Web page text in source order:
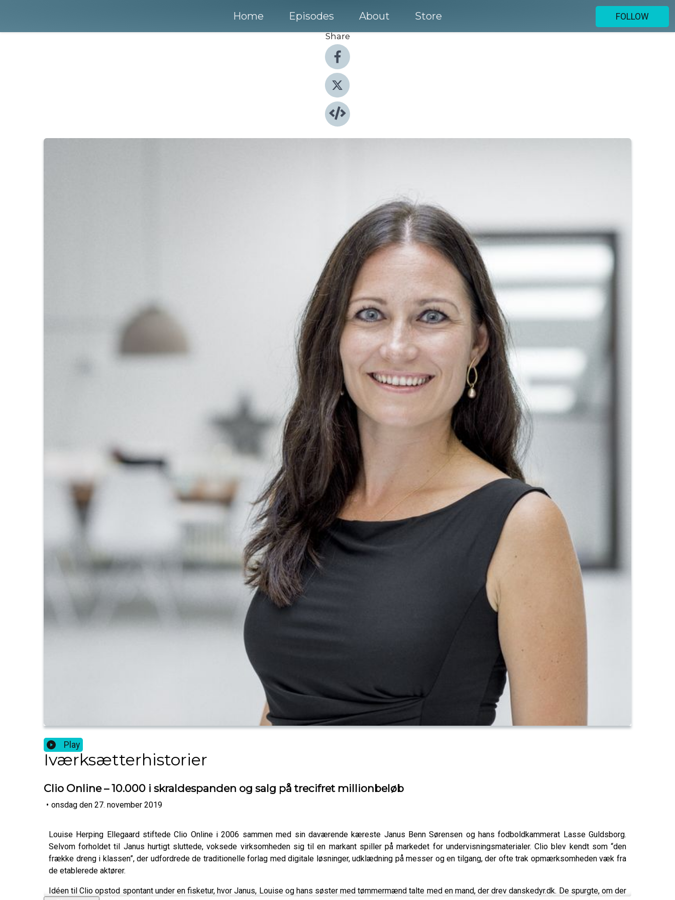
Home Episodes About Store
FOLLOW
Share
Play
Iværksætterhistorier
Clio Online – 10.000 i skraldespanden og salg på trecifret millionbeløb
• onsdag den 27. november 2019
Louise Herping Ellegaard stiftede Clio Online i 2006 sammen med sin daværende kæreste Janus Benn Sørensen og hans fodboldkammerat Lasse Guldsborg.
Selvom forholdet til Janus hurtigt sluttede, voksede virksomheden sig til en markant spiller på markedet for undervisningsmaterialer. Clio blev kendt som “den
frække dreng i klassen”, der udfordrede de traditionelle forlag med digitale løsninger, udklædning på messer og en tilgang, der ofte trak opmærksomheden væk fra
de etablerede aktører.
Idéen til Clio opstod spontant under en fisketur, hvor Janus, Louise og hans søster med tømmermænd talte med en mand, der drev danskedyr.dk. De spurgte, om der